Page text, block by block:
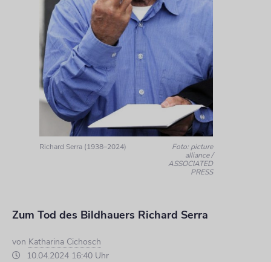
Richard Serra (1938–2024)
Foto: picture
alliance /
ASSOCIATED
PRESS
Zum Tod des Bildhauers Richard Serra
von Katharina Cichosch
10.04.2024 16:40 Uhr